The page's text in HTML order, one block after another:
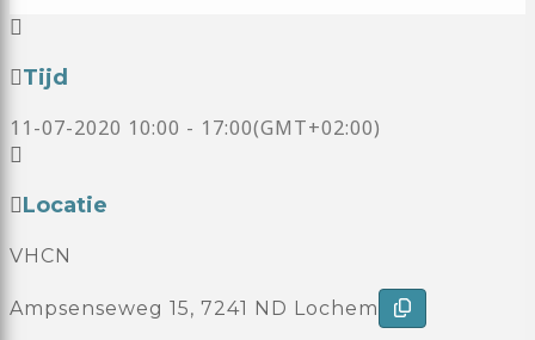
Tijd
11-07-2020 10:00 - 17:00(GMT+02:00)
Locatie
VHCN
Ampsenseweg 15, 7241 ND Lochem